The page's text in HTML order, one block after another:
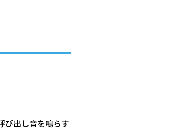
び出し音を鳴らす